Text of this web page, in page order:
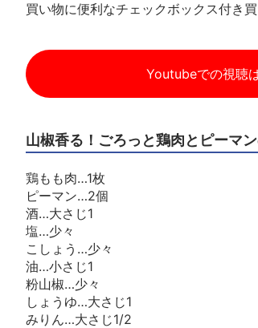
買い物に便利なチェックボックス付き
Youtubeでの視聴
山椒香る！ごろっと鶏肉とピーマ
鶏もも肉…1枚
ピーマン…2個
酒…大さじ1
塩…少々
こしょう…少々
油…小さじ1
粉山椒…少々
しょうゆ…大さじ1
みりん…大さじ1/2